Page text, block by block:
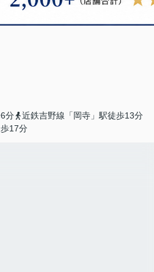
分
近鉄吉野線「岡寺」駅徒歩13分
17分